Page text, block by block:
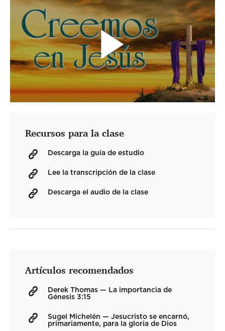
Recursos para la clase
Descarga la guía de estudio
Lee la transcripción de la clase
Descarga el audio de la clase
Artículos recomendados
Derek Thomas — La importancia de
Génesis 3:15
Sugel Michelén — Jesucristo se encarnó,
primariamente, para la gloria de Dios